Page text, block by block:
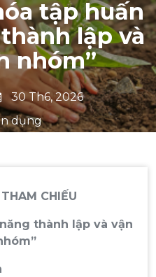
tập huấn
lập và
nhóm”
30 Th6, 2026
dụng
CHIẾU
thành lập và vận